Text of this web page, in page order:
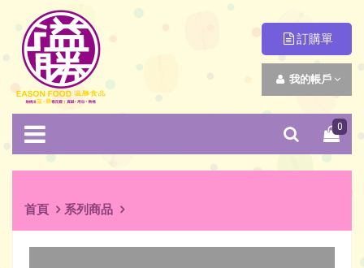
訂購單
我的帳戶
0
首頁 系列商品